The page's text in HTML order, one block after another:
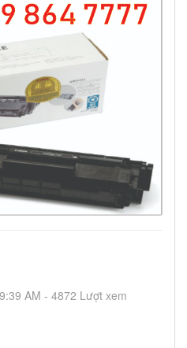
AM - 4872 Lượt xem